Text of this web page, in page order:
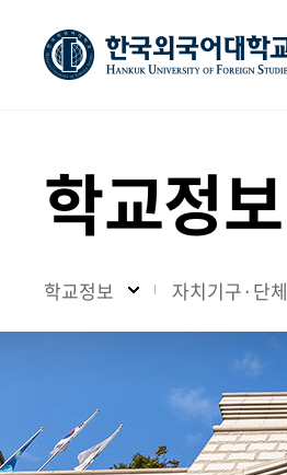
학교정보
학교정보 자치기구·단체